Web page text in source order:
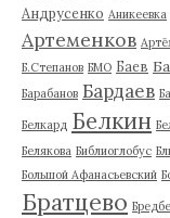
Андрусенко Аникеевка
Артеменков
Б.Степанов БМО Баев
Барабанов Бардаев
Белкард Белкин
Белякова Библиоглобус
Большой Афанасьевский
Братцево